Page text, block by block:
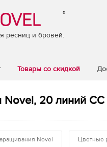
®
ресниц и бровей.
Товары со скидкой
20 линий CC
Novel Цветные